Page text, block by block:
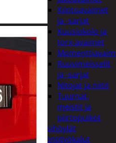
Kiintoavaimet
ja -sarjat
Kuusiokolo ja
torx-avaimet
Ruuvimeisselit
ja -sarjat
Nitojat ja niitit
Tuurnat,
meistit ja
piirtopuikot
Käsihöylät
Lyöntityökalut